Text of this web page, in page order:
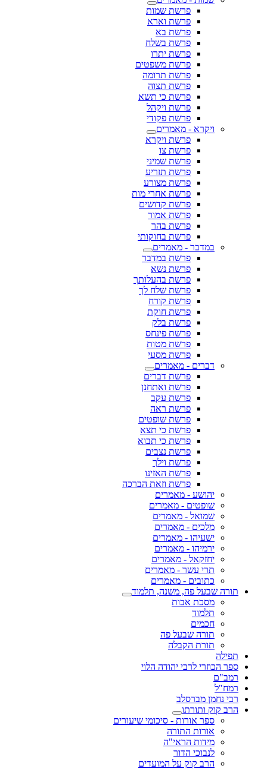
פרשת שמות
פרשת וארא
פרשת בא
פרשת בשלח
פרשת יתרו
פרשת משפטים
פרשת תרומה
פרשת תצוה
פרשת כי תשא
פרשת ויקהל
פרשת פקודי
ויקרא - מאמרים
פרשת ויקרא
פרשת צו
פרשת שמיני
פרשת תזריע
פרשת מצורע
פרשת אחרי מות
פרשת קדושים
פרשת אמור
פרשת בהר
פרשת בחוקותי
במדבר - מאמרים
פרשת במדבר
פרשת נשא
פרשת בהעלותך
פרשת שלח לך
פרשת קורח
פרשת חוקת
פרשת בלק
פרשת פינחס
פרשת מטות
פרשת מסעי
דברים - מאמרים
פרשת דברים
פרשת ואתחנן
פרשת עקב
פרשת ראה
פרשת שופטים
פרשת כי תצא
פרשת כי תבוא
פרשת נצבים
פרשת וילך
פרשת האזינו
פרשת וזאת הברכה
יהושע - מאמרים
שופטים - מאמרים
שמואל - מאמרים
מלכים - מאמרים
ישעיהו - מאמרים
ירמיהו - מאמרים
יחזקאל - מאמרים
תרי עשר - מאמרים
כתובים - מאמרים
תורה שבעל פה, משנה, תלמוד
מסכת אבות
תלמוד
חכמים
תורה שבעל פה
תורת הקבלה
תפילה
ספר הכוזרי לרבי יהודה הלוי
רמב"ם
רמח"ל
רבי נחמן מברסלב
הרב קוק ותורתו
ספר אורות - סיכומי שיעורים
אורות התורה
מידות הראי"ה
לנבוכי הדור
הרב קוק על המועדים